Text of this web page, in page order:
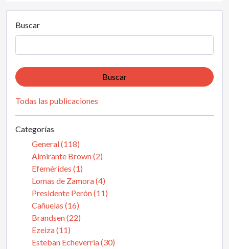
Buscar
Buscar
Todas las publicaciones
Categorías
General (118)
Almirante Brown (2)
Efemérides (1)
Lomas de Zamora (4)
Presidente Perón (11)
Cañuelas (16)
Brandsen (22)
Ezeiza (11)
Esteban Echeverria (30)